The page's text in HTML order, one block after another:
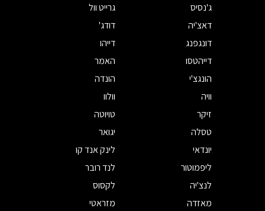
ג'נסיס
גרייט וול
דאצ'יה
דודג'
דונגפנג
דייהו
דייהטסו
האמר
הונגצ'י
הונדה
וויה
וולוו
זיקר
טויוטה
טסלה
יגואר
יונדאי
לינק אנד קו
ליפמוטור
לנד רובר
לנצ'יה
לקסוס
מאזדה
מזראטי